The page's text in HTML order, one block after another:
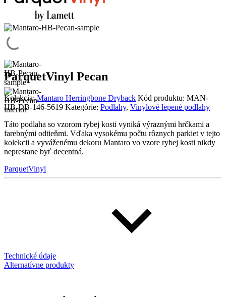
ParquetVinyl Pecan
Kolekcia:Mantaro Herringbone Dryback Kód produktu: MAN-
HB-DB-146-5619 Kategórie: Podlahy, Vinylové lepené podlahy
Táto podlaha so vzorom rybej kosti vyniká výraznými hrčkami a
farebnými odtieňmi. Vďaka vysokému počtu rôznych parkiet v tejto
kolekcii a vyváženému dekoru Mantaro vo vzore rybej kosti nikdy
neprestane byť decentná.
ParquetVinyl
Technické údaje
Alternatívne produkty